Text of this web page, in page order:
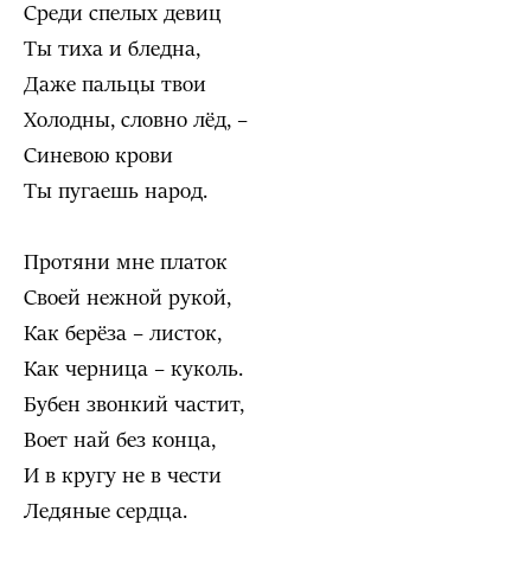
Среди спелых девиц
Ты тиха и бледна,
Даже пальцы твои
Холодны, словно лёд, –
Синевою крови
Ты пугаешь народ.
Протяни мне платок
Своей нежной рукой,
Как берёза – листок,
Как черница – куколь.
Бубен звонкий частит,
Воет най без конца,
И в кругу не в чести
Ледяные сердца.